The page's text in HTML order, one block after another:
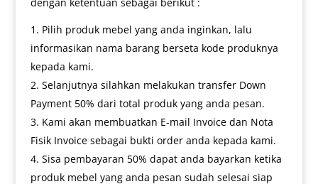
Pilih produk mebel yang anda inginkan, lalu
informasikan nama barang berseta kode produknya
kepada kami.
Selanjutnya silahkan melakukan transfer Down
Payment 50% dari total produk yang anda pesan.
Kami akan membuatkan E-mail Invoice dan Nota
Fisik Invoice sebagai bukti order anda kepada kami.
Sisa pembayaran 50% dapat anda bayarkan ketika
produk mebel yang anda pesan sudah selesai siap